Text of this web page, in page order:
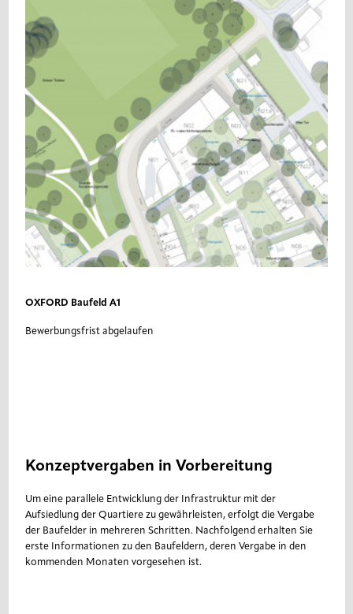
OXFORD Baufeld A1
Bewerbungsfrist abgelaufen
Konzeptvergaben in Vorbereitung
Um eine parallele Entwicklung der Infrastruktur mit der
Aufsiedlung der Quartiere zu gewährleisten, erfolgt die Vergabe
der Baufelder in mehreren Schritten. Nachfolgend erhalten Sie
erste Informationen zu den Baufeldern, deren Vergabe in den
kommenden Monaten vorgesehen ist.